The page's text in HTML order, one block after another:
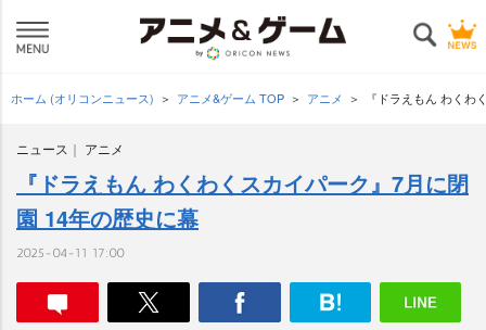
ホーム (オリコンニュース) アニメ&ゲーム TOP アニメ 『ドラえもん わくわ
ニュース アニメ
『ドラえもん わくわくスカイパーク』7月に閉
園 14年の歴史に幕
2025-04-11 17:00